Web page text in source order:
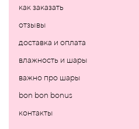
как заказать
отзывы
доставка и оплата
влажность и шары
важно про шары
bon bon bonus
контакты